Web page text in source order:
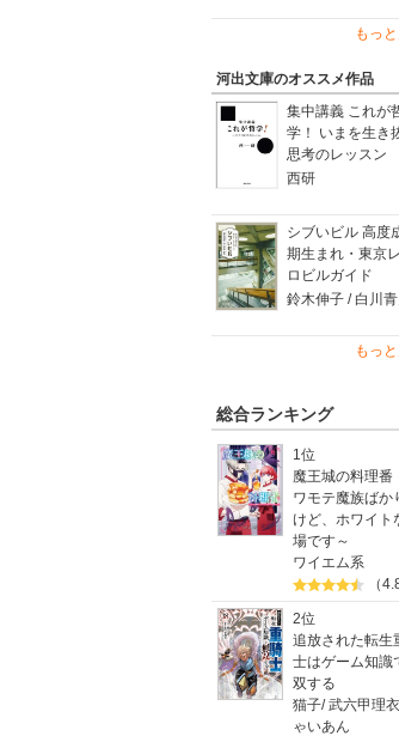
もっ
河出文庫のオススメ作品
集中講義 これが
学！ いまを生き
思考のレッスン
西研
シブいビル 高度
期生まれ・東京
ロビルガイド
鈴木伸子 / 白川青
もっ
総合ランキング
1位
魔王城の料理番
ワモテ魔族ばか
けど、ホワイト
場です～
ワイエム系
（
2位
追放された転生
士はゲーム知識
双する
猫子/武六甲理衣
ゃいあん